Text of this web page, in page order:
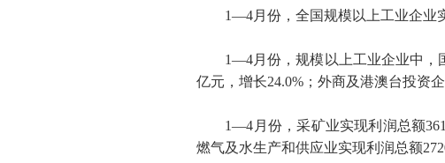
1—4月份，全国规模以上工业企业
1—4月份，规模以上工业企业中
亿元，增长24.0% ；外商及港澳台投资
1—4 月份，采矿业实现利润总额
燃气及水生产和供应业实现利润总额